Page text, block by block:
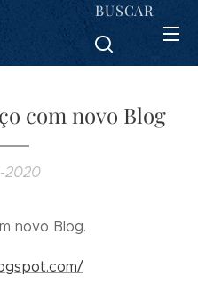
BUSCAR
com novo Blog
2020
novo Blog.